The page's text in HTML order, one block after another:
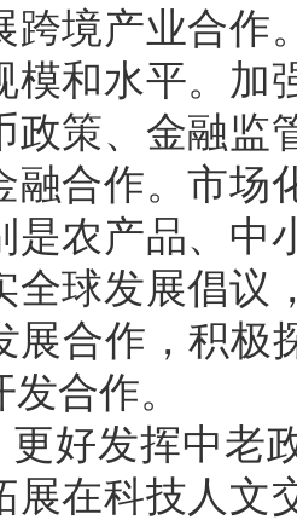
跨境产业合作
模和水平。加
政策、金融监
融合作。市场
是农产品、中
全球发展倡议
展合作，积极
合作。
更好发挥中
展在科技人文